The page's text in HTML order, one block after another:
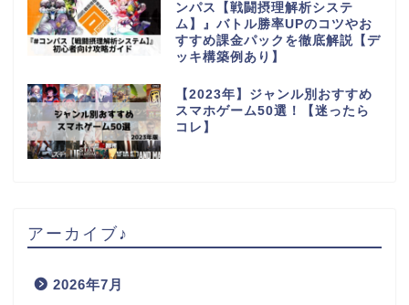
ンパス【戦闘摂理解析システ
ム】』バトル勝率UPのコツやお
すすめ課金パックを徹底解説【デ
ッキ構築例あり】
【2023年】ジャンル別おすすめ
スマホゲーム50選！【迷ったら
コレ】
アーカイブ♪
2026年7月